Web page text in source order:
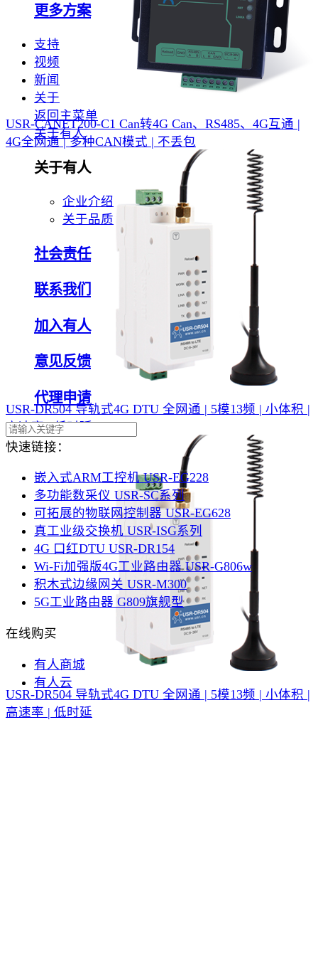
更多方案
支持
视频
新闻
关于
返回主菜单
关于有人
关于有人
企业介绍
关于品质
社会责任
联系我们
加入有人
意见反馈
代理申请
快速链接：
嵌入式ARM工控机 USR-EG228
多功能数采仪 USR-SC系列
可拓展的物联网控制器 USR-EG628
真工业级交换机 USR-ISG系列
4G 口红DTU USR-DR154
Wi-Fi加强版4G工业路由器 USR-G806w
积木式边缘网关 USR-M300
5G工业路由器 G809旗舰型
在线购买
有人商城
有人云
USR-CANET200-C1 Can转4G Can、RS485、4G互通 |
4G全网通 | 多种CAN模式 | 不丢包
USR-DR504 导轨式4G DTU 全网通 | 5模13频 | 小体积 |
高速率 | 低时延
USR-DR504 导轨式4G DTU 全网通 | 5模13频 | 小体积 |
高速率 | 低时延